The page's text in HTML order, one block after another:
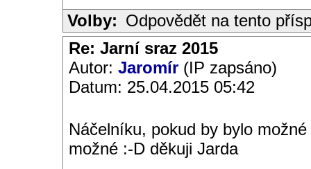
Volby: Odpovědět na tento
Re: Jarní sraz 2015
Autor: Jaromír (IP zapsáno)
Datum: 25.04.2015 05:42
Náčelníku, pokud by bylo
možné :-D děkuji Jarda